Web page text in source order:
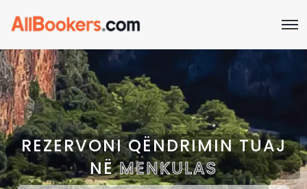
REZERVONI QËNDRIMIN TUAJ
NËMENKULAS